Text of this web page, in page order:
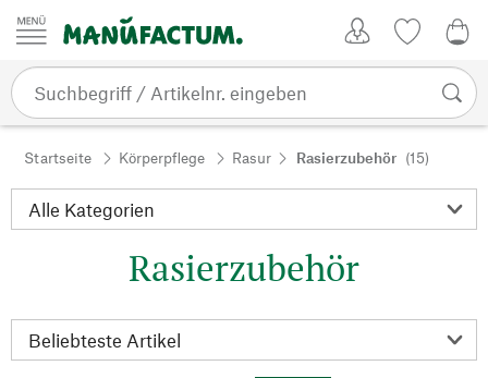
Zum Inhalt springen
Startseite Körperpflege Rasur Rasierzubehör (15)
Rasierzubehör